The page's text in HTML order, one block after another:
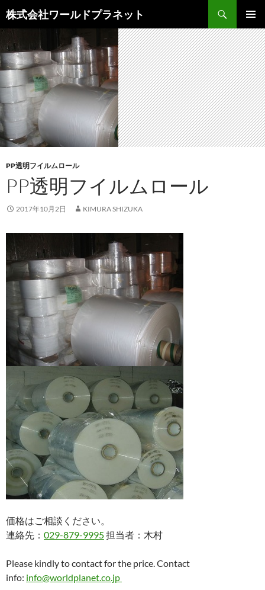
株式会社ワールドプラネット
検
索
メインメ
ニュー
テ
ン
ツ
へ
ス
ッ
プ
PP透明フイルムロール
PP透明フイルムロール
2017年10月2日 KIMURA SHIZUKA
価格はご相談ください。
連絡先： 029-879-9995担当者：木村
Please kindly to contact for the price. Contact
info: info@worldplanet.co.jp